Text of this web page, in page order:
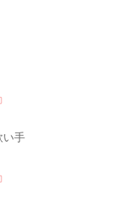
い手